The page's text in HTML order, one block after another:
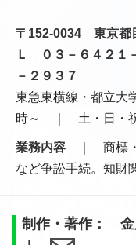
〒152-0034 東京都
Ｌ ０３－６４２１
－２９３７
東急東横線・都立
時～ ｜ 土・日・
業務内容 ｜ 商標・
など争訟手続。知財
制作・著作：